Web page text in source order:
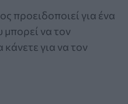
προειδοποιεί για ένα
μπορεί να τον
κάνετε για να τον